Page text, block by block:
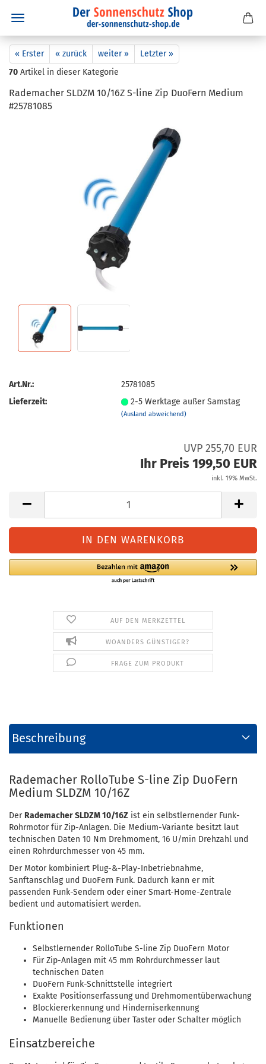
« Erster « zurück weiter »
Letzter »
70 Artikel in dieser Kategorie
Ra­de­ma­cher SLDZM 10/16Z S-​line Zip Du­o­Fern Me­di­um
#25781085
Art.Nr.:
25781085
Lieferzeit:
2-5 Werktage außer Samstag
(Ausland abweichend)
UVP 255,70 EUR
Ihr Preis 199,50 EUR
inkl. 19% MwSt.
AUF DEN MERKZETTEL
WOANDERS GÜNSTIGER?
FRAGE ZUM PRODUKT
Beschreibung
Rademacher RolloTube S-line Zip DuoFern
Medium SLDZM 10/16Z
Der Rademacher SLDZM 10/16Z ist ein selbstlernender Funk-
Rohrmotor für Zip-Anlagen. Die Medium-Variante besitzt laut
technischen Daten 10 Nm Drehmoment, 16 U/min Drehzahl und
einen Rohrdurchmesser von 45 mm.
Der Motor kombiniert Plug-&-Play-Inbetriebnahme,
Sanftanschlag und DuoFern Funk. Dadurch kann er mit
passenden Funk-Sendern oder einer Smart-Home-Zentrale
bedient und automatisiert werden.
Funktionen
Selbstlernender RolloTube S-line Zip DuoFern Motor
Für Zip-Anlagen mit 45 mm Rohrdurchmesser laut
technischen Daten
DuoFern Funk-Schnittstelle integriert
Exakte Positionserfassung und Drehmomentüberwachung
Blockiererkennung und Hinderniserkennung
Manuelle Bedienung über Taster oder Schalter möglich
Einsatzbereiche